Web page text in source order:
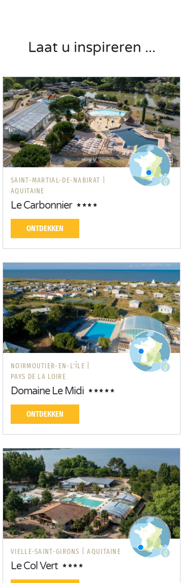
Laat u inspireren ...
SAINT-MARTIAL-DE-NABIRAT |
AQUITAINE
Le Carbonnier
ONTDEKKEN
NOIRMOUTIER-EN-L'ÎLE |
PAYS DE LA LOIRE
Domaine Le Midi
ONTDEKKEN
VIELLE-SAINT-GIRONS | AQUITAINE
Le Col Vert